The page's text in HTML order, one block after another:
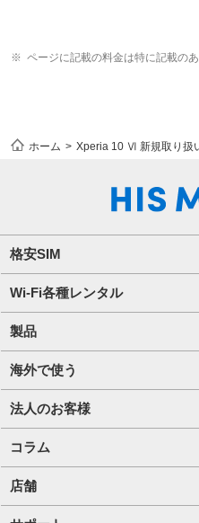
ページに記載の料金は特に記載の
ホーム Xperia 10 Ⅵ 新規取り扱
格安SIM
国内通信SIM一覧
自由自在2.0プラン
ビタッ！プラン
販売終了したプラン
Wi-Fi各種レンタル
法人のお客様トップページ
海外短期レンタル HIS Wi-Fi
国内外長期レンタル HIS Wi-Fi PLUS+
携帯レンタル
製品
オンラインショップ
HIS Mobileケア
海外で使う
海外通信一覧
海外短期レンタル HIS Wi-Fi
国内外長期レンタル HIS Wi-Fi PLUS+
法人のお客様
サービス一覧【法人】
格安SIM【法人】
ご利用開始の流れ【法人】
コラム
コラムTOP
格安SIMに関する記事
店舗